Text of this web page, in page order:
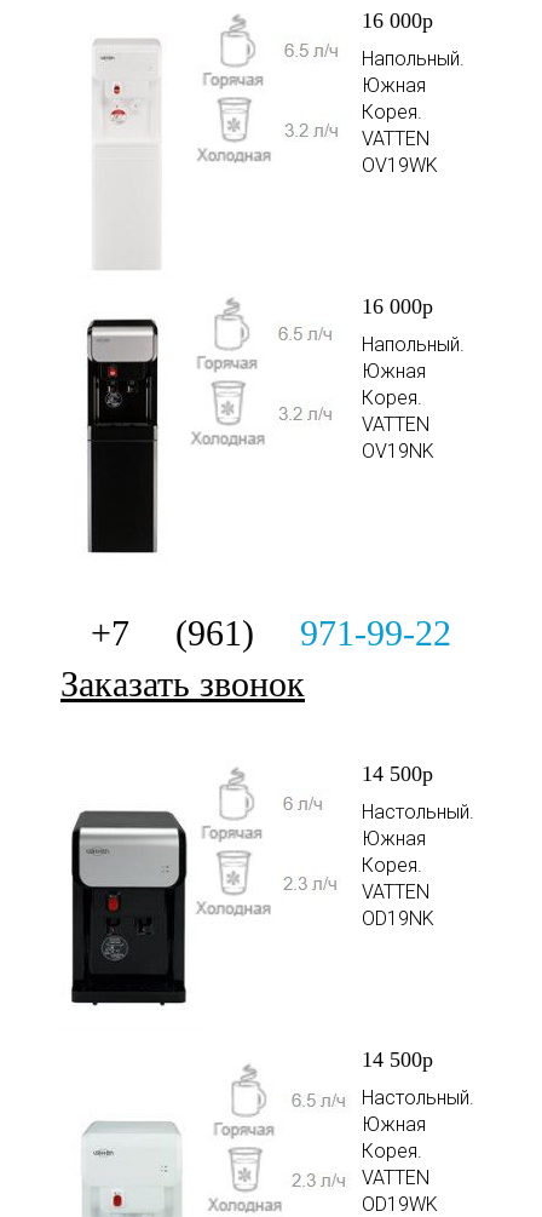
16 000р
Напольный.
Южная
Корея.
VATTEN
OV19WK
16 000р
Напольный.
Южная
Корея.
VATTEN
OV19NK
+7 (961) 971-99-22
Заказать звонок
14 500р
Настольный.
Южная
Корея.
VATTEN
OD19NK
14 500р
Настольный.
Южная
Корея.
VATTEN
OD19WK